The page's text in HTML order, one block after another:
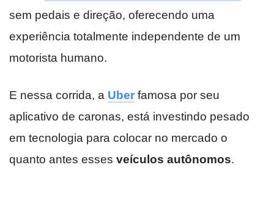
sem pedais e direção, oferecendo uma
experiência totalmente independente de um
motorista humano.
E nessa corrida, a Uber famosa por seu
aplicativo de caronas, está investindo pesado
em tecnologia para colocar no mercado o
quanto antes esses veículos autônomos.